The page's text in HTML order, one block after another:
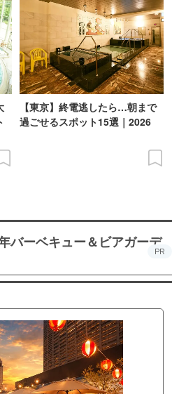
【東京】終電逃したら…朝まで
過ごせるスポット15選｜2026
バーベキュー＆ビアガーデ
PR